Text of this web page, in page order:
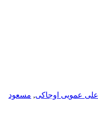
علی عمویی اوجاکی, مسعود